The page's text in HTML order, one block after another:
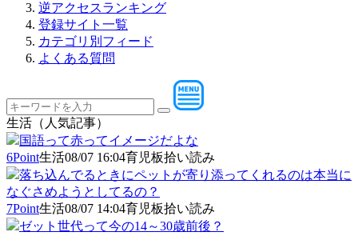
逆アクセスランキング
登録サイト一覧
カテゴリ別フィード
よくある質問
生活（人気記事）
国語って赤ってイメージだよな
6Point生活08/07 16:04育児板拾い読み
落ち込んでるときにペットが寄り添ってくれるのは本当に
なぐさめようとしてるの？
7Point生活08/07 14:04育児板拾い読み
ゼット世代って今の14～30歳前後？